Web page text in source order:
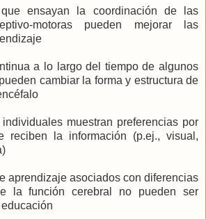
ensayan la coordinación de las
motoras pueden mejorar las
a lo largo del tiempo de algunos
cambiar la forma y estructura de
muestran preferencias por
la información (p.ej., visual,
aprendizaje asociados con diferencias
la función cerebral no pueden ser